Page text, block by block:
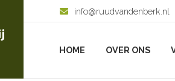
info@ruudvandenberk.nl
HOME OVER ONS